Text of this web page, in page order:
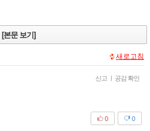
[본문 보기]
새로고침
신고 | 공감 확인
0
0